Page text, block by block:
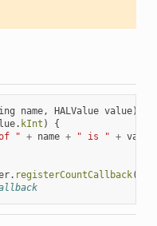
name, HALValue value)
. kInt )
{
" + name + " is " + value
. registerCountCallback(